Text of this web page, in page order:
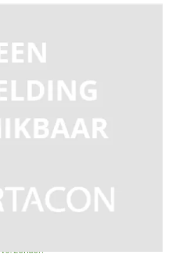
aanvragen